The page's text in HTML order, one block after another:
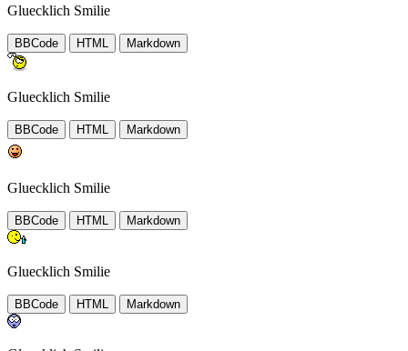
Gluecklich Smilie
BBCode HTML Markdown
Gluecklich Smilie
BBCode HTML Markdown
Gluecklich Smilie
BBCode HTML Markdown
Gluecklich Smilie
BBCode HTML Markdown